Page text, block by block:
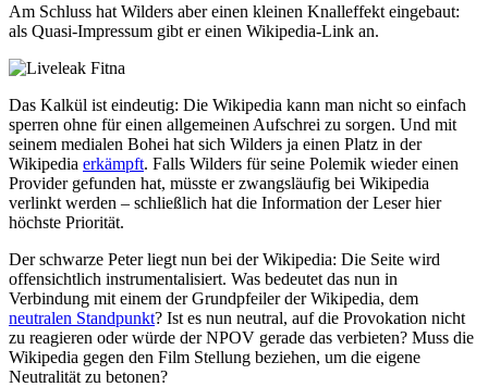
Am Schluss hat Wilders aber einen kleinen Knalleffekt eingebaut:
als Quasi-Impressum gibt er einen Wikipedia-Link an.
Das Kalkül ist eindeutig: Die Wikipedia kann man nicht so einfach
sperren ohne für einen allgemeinen Aufschrei zu sorgen. Und mit
seinem medialen Bohei hat sich Wilders ja einen Platz in der
Wikipedia erkämpft. Falls Wilders für seine Polemik wieder einen
Provider gefunden hat, müsste er zwangsläufig bei Wikipedia
verlinkt werden – schließlich hat die Information der Leser hier
höchste Priorität.
Der schwarze Peter liegt nun bei der Wikipedia: Die Seite wird
offensichtlich instrumentalisiert. Was bedeutet das nun in
Verbindung mit einem der Grundpfeiler der Wikipedia, dem
neutralen Standpunkt? Ist es nun neutral, auf die Provokation nicht
zu reagieren oder würde der NPOV gerade das verbieten? Muss die
Wikipedia gegen den Film Stellung beziehen, um die eigene
Neutralität zu betonen?